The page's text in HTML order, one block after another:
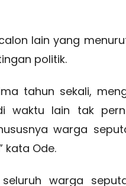
lain yang
politik.
tahun sekali,
waktu lain tak
warga
kata Ode.
warga